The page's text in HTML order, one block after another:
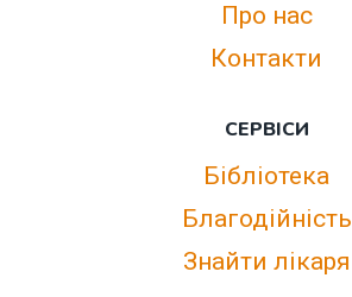
Про нас
Контакти
СЕРВІСИ
Бібліотека
Благодійність
Знайти лікаря